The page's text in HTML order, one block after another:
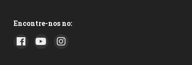
Encontre-nos no: